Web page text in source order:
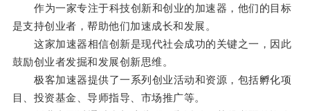
作为一家专注于科技创新和创业的加速器，他们的目标
是支持创业者，帮助他们加速成长和发展。
这家加速器相信创新是现代社会成功的关键之一，因此
鼓励创业者发掘和发展创新思维。
极客加速器提供了一系列创业活动和资源，包括孵化项
目、投资基金、导师指导、市场推广等。